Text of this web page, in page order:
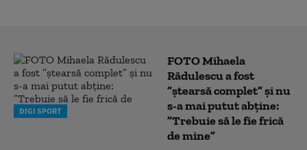
DIGI SPORT
FOTO Mihaela
Rădulescu a fost
”ștearsă complet” și nu
s-a mai putut abține:
”Trebuie să le fie frică
de mine”